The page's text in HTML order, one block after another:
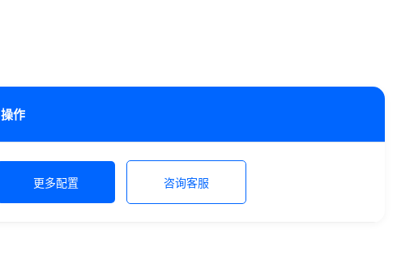
操作
更多配置 咨询客服